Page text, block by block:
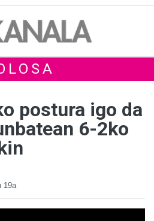
postura igo da
6-2ko
19a